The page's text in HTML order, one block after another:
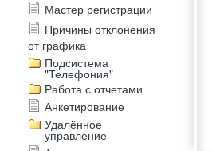
Мастер регистрации
Причины отклонения
от графика
Подсистема
"Телефония"
Работа с отчетами
Анкетирование
Удалённое
управление